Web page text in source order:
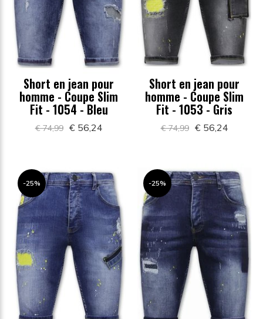
Short en jean pour
homme - Coupe Slim
Fit - 1054 - Bleu
€ 74,99 € 56,24
Short en jean pour
homme - Coupe Slim
Fit - 1053 - Gris
€ 74,99 € 56,24
-25% -25%